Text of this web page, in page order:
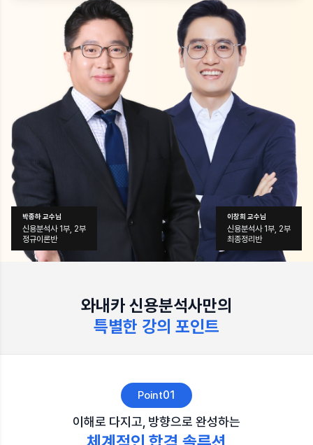
박종하 교수님
신용분석사 1부, 2부
정규이론반
이창희 교수님
신용분석사 1부, 2부
최종정리반
와내카 신용분석사만의
특별한 강의 포인트
Point01
이해로 다지고, 방향으로 완성하는